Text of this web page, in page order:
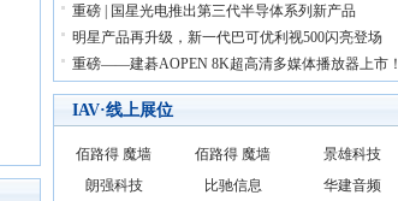
重磅 | 国星光电推出第三代半导体系列新产品
明星产品再升级，新一代巴可优利视500闪亮登场
重磅——建碁AOPEN 8K超高清多媒体播放器上市！
IAV·线上展位
佰路得 魔墙 佰路得 魔墙
景雄科技
朗强科技
比驰信息
华建音频